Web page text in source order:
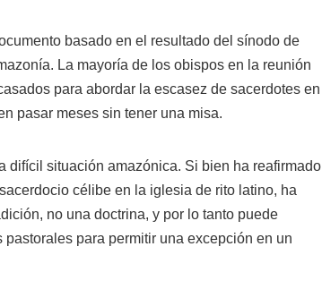
basado en el resultado del sínodo de
La mayoría de los obispos en la reunión
para abordar la escasez de sacerdotes en
pasar meses sin tener una misa.
difícil situación amazónica. Si bien ha reafirmado
célibe en la iglesia de rito latino, ha
no una doctrina, y por lo tanto puede
para permitir una excepción en un